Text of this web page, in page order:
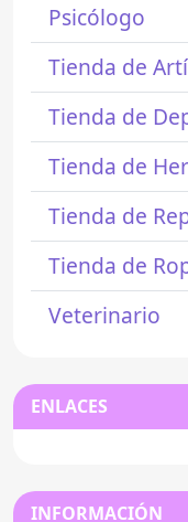
Psicólogo
Tienda de
Tienda de
Tienda de
Tienda de
Tienda de
Veterinario
ENLACES
INFORMACIÓN